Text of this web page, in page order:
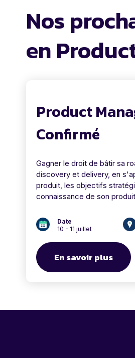
Nos
en
Product
Confirmé
Gagner le droit de bâtir sa
discovery et delivery, en
produit, les objectifs
connaissance de son
Date
10 - 11 juillet
En savoir plus